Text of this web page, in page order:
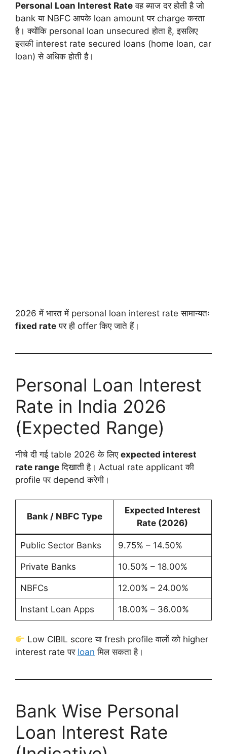
Personal Loan Interest Rate वह ब्याज दर होती है जो
bank या NBFC आपके loan amount पर charge करता
है। क्योंकि personal loan unsecured होता है, इसलिए
इसकी interest rate secured loans (home loan, car
loan) से अधिक होती है।
2026 में भारत में personal loan interest rate सामान्यतः
fixed rate पर ही offer किए जाते हैं।
Personal Loan Interest
Rate in India 2026
(Expected Range)
नीचे दी गई table 2026 के लिए expected interest
rate range दिखाती है। Actual rate applicant की
profile पर depend करेगी।
Bank / NBFC Type
Expected Interest
Rate (2026)
Public Sector Banks 9.75% – 14.50%
Private Banks 10.50% – 18.00%
NBFCs 12.00% – 24.00%
Instant Loan Apps 18.00% – 36.00%
Low CIBIL score या fresh profile वालों को higher
interest rate पर loan मिल सकता है।
Bank Wise Personal
Loan Interest Rate